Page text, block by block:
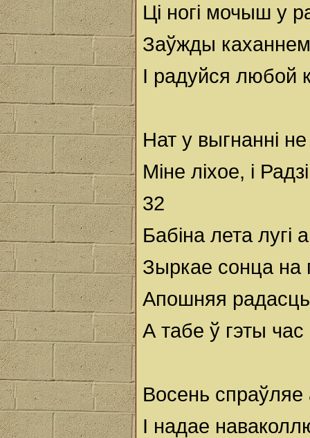
Ці ногі мочыш у
Заўжды каханнем
І радуйся любой
Нат у выгнанні
Міне ліхое, і
32
Бабіна лета лугі
Зыркае сонца на
Апошняя
А табе ў гэты
Восень спраўляе
І надае